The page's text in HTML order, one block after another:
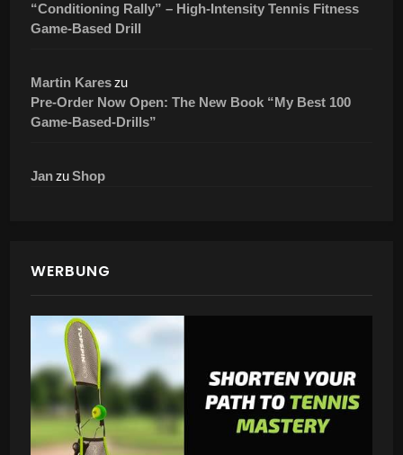
“Conditioning Rally” – High-Intensity Tennis Fitness
Game-Based Drill
Martin Kareszu
Pre-Order Now Open: The New Book “My Best 100
Game-Based-Drills”
JanzuShop
WERBUNG